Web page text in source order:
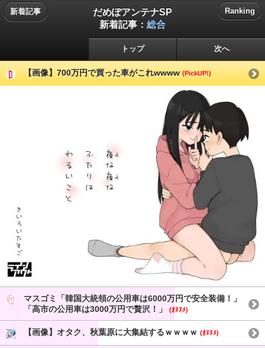
新着記事
だめぽアンテナSP
新着記事： 総合
Ranking
トップ 次へ
【画像】700万円で買った車がこれwwww (PickUP!)
マスゴミ「韓国大統領の公用車は6000万円で安全装備！」
「高市の公用車は3000万円で贅沢！」
(ｵﾇﾇﾒ)
【画像】オタク、秋葉原に大集結するｗｗｗｗ (ｵﾇﾇﾒ)